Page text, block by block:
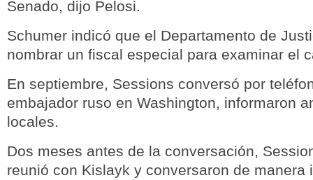
Senado, dijo Pelosi.
Schumer indicó que el Departamento de
nombrar un fiscal especial para examinar el
En septiembre, Sessions conversó por
embajador ruso en Washington, informaron
locales.
Dos meses antes de la conversación,
reunió con Kislayk y conversaron de manera